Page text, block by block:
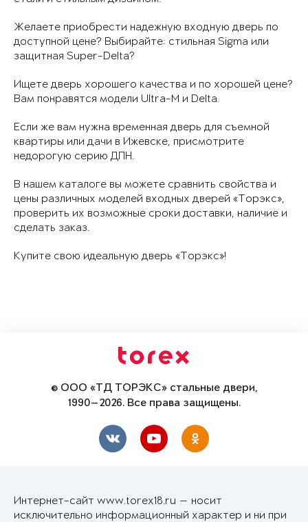
Желаете приобрести надежную входную дверь по
доступной цене? Выбирайте: стильная Sigma или
защитная Super-Delta?
Ищете дверь хорошего качества и по хорошей цене?
Вам понравятся модели Ultra-M и Delta.
Если же вам нужна временная дверь для съемной
квартиры или дачи в Ижевске, присмотрите
недорогую серию ДПН.
В нашем каталоге вы можете сравнить свойства и
цены различных моделей входных дверей «Торэкс»,
проверить их возможные сроки доставки, наличие и
сделать заказ.
Купите свою идеальную дверь «Торэкс»!
© ООО «ТД ТОРЭКС» стальные двери,
1990—2026. Все права защищены.
Интернет-сайт www.torex18.ru — носит
исключительно информационный характер и ни при